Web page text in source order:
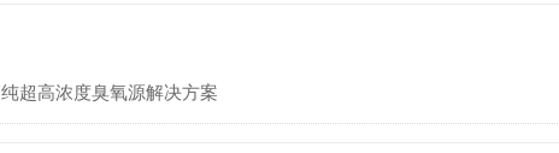
超高浓度臭氧源解决方案